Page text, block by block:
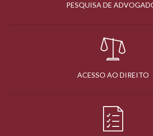
PESQUISA DE
ACESSO AO DIREITO